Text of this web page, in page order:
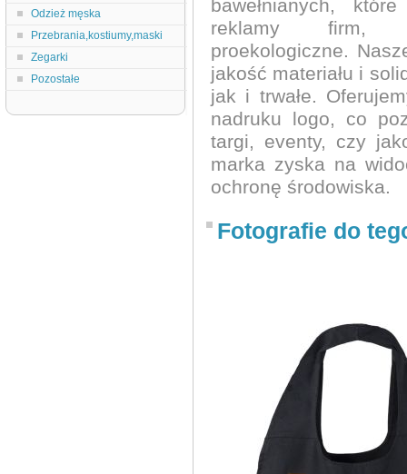
Odzież męska
Przebrania,kostiumy,maski
Zegarki
Pozostałe
bawełnianych,
reklamy firm,
proekologiczne.
jakość materiału i
jak i trwałe.
nadruku logo, co
targi, eventy, czy
marka zyska na
ochronę środowiska.
Fotografie do